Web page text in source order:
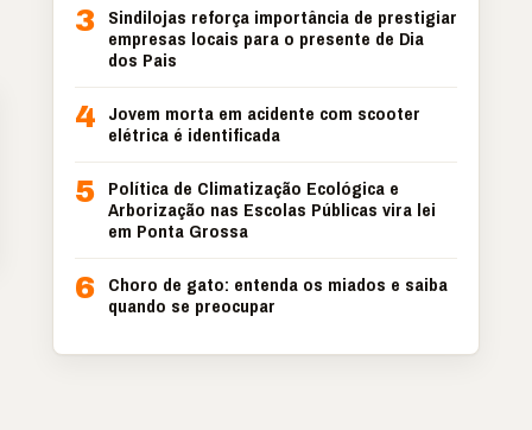
3 Sindilojas reforça importância de prestigiar
empresas locais para o presente de Dia
dos Pais
4 Jovem morta em acidente com scooter
elétrica é identificada
5 Política de Climatização Ecológica e
Arborização nas Escolas Públicas vira lei
em Ponta Grossa
6 Choro de gato: entenda os miados e saiba
quando se preocupar